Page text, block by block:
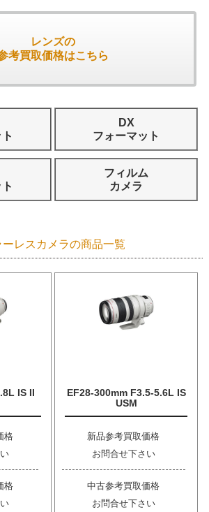
レンズの
考買取価格はこちら
DX
フォーマット
フィルム
カメラ
ーレスカメラの商品一覧
IS II
格
格
EF28-300mm F3.5-5.6L IS
USM
新品参考買取価格
お問合せ下さい
中古参考買取価格
お問合せ下さい